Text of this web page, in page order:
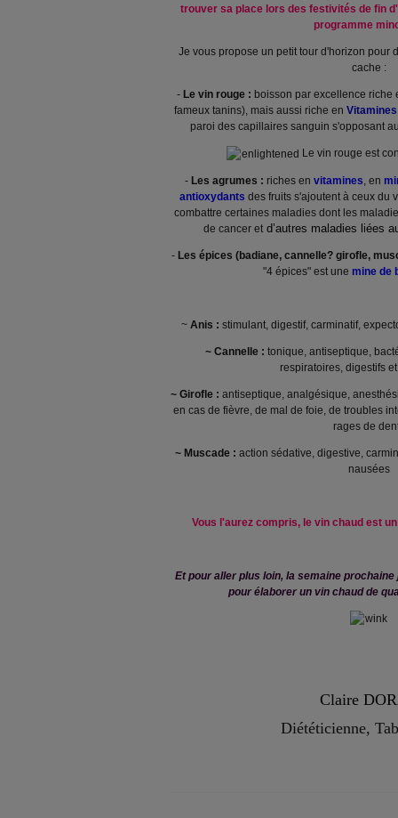
trouver sa place lors des festivités de fin
programme
Je vous propose un petit tour d'horizon pour
cache :
- Le vin rouge : boisson par excellence riche
fameux tanins), mais aussi riche en
paroi des capillaires sanguin s'opposant
Le vin rouge est
- Les agrumes : riches en vitamines, en
antioxydants des fruits s'ajoutent à ceux du
combattre certaines maladies dont les
de cancer etd’autres maladies liées
- Les épices (badiane, cannelle? girofle,
"4 épices" est une mine de
~ Anis : stimulant, digestif, carminatif,
~ Cannelle : tonique, antiseptique,
respiratoires, digestifs
~ Girofle : antiseptique, analgésique,
en cas de fièvre, de mal de foie, de troubles
rages de
~ Muscade : action sédative, digestive,
nausées
Vous l'aurez compris, le vin chaud est
Et pour aller plus loin, la semaine
pour élaborer un vin chaud de
Claire
Diététicienne,